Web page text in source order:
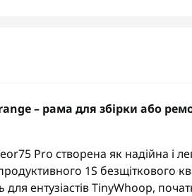
– рама для збірки або
Pro створена як надійна і
1S безщіткового
ентузіастів TinyWhoop,